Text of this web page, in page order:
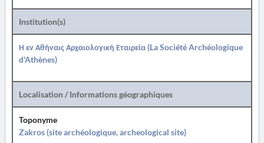
Institution(s)
Η εν Αθήναις Αρχαιολογική Εταιρεία (La Société Archéologique
d'Athènes)
Localisation / Informations géographiques
Toponyme
Zakros (site archéologique, archeological site)